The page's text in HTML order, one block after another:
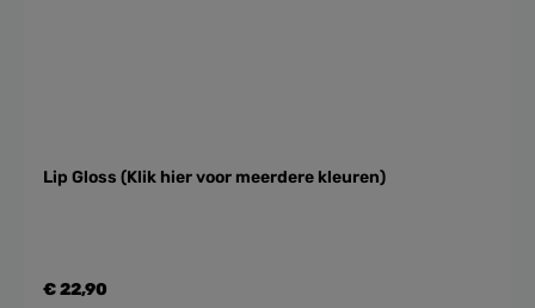
Lip Gloss (Klik hier voor meerdere kleuren)
€ 22,90